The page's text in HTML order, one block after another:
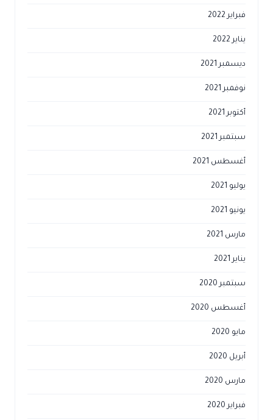
فبراير 2022
يناير 2022
ديسمبر 2021
نوفمبر 2021
أكتوبر 2021
سبتمبر 2021
أغسطس 2021
يوليو 2021
يونيو 2021
مارس 2021
يناير 2021
سبتمبر 2020
أغسطس 2020
مايو 2020
أبريل 2020
مارس 2020
فبراير 2020